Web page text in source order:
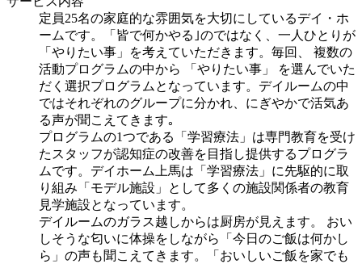
定員25名の家庭的な雰囲気を大切にしているデイ・ホ
ームです。「皆で何かやる｣のではなく、一人ひとりが
「やりたい事」を考えていただきます。毎回、 複数の
活動プログラムの中から 「やりたい事」 を選んでいた
だく選択プログラムとなっています。デイルームの中
ではそれぞれのグループに分かれ、にぎやかで活気あ
る声が聞こえてきます｡
プログラムの1つである「学習療法」は専門教育を受け
たスタッフが認知症の改善を目指し提供するプログラ
ムです。デイホーム上馬は「学習療法」に先駆的に取
り組み「モデル施設」として多くの施設関係者の教育
見学施設となっています。
デイルームのガラス越しからは厨房が見えます。 おい
しそうな匂いに体操をしながら「今日のご飯は何かし
ら」の声も聞こえてきます。「おいしいご飯を家でも